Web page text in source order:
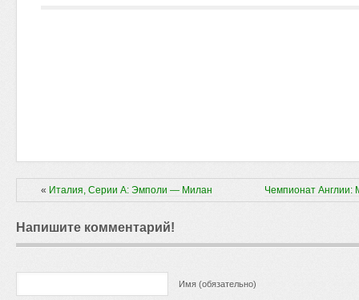
« Италия, Серии А: Эмполи — Милан Чемпионат
Напишите комментарий!
Имя (обязательно)